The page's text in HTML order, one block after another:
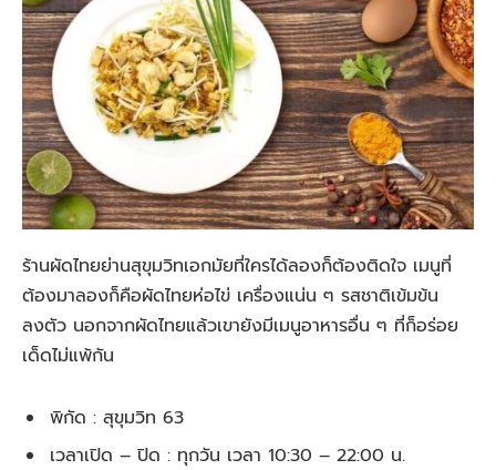
ร้านผัดไทยย่านสุขุมวิทเอกมัยที่ใครได้ลองก็ต้องติดใจ เมนูที่
ต้องมาลองก็คือผัดไทยห่อไข่ เครื่องแน่น ๆ รสชาติเข้มข้น
ลงตัว นอกจากผัดไทยแล้วเขายังมีเมนูอาหารอื่น ๆ ที่ก็อร่อย
เด็ดไม่แพ้กัน
พิกัด : สุขุมวิท 63
เวลาเปิด – ปิด : ทุกวัน เวลา 10:30 – 22:00 น.